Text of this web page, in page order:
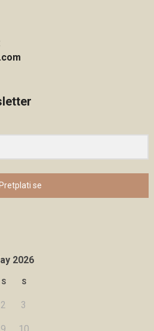
Pretplati se
2026
S S
2 3
9 10